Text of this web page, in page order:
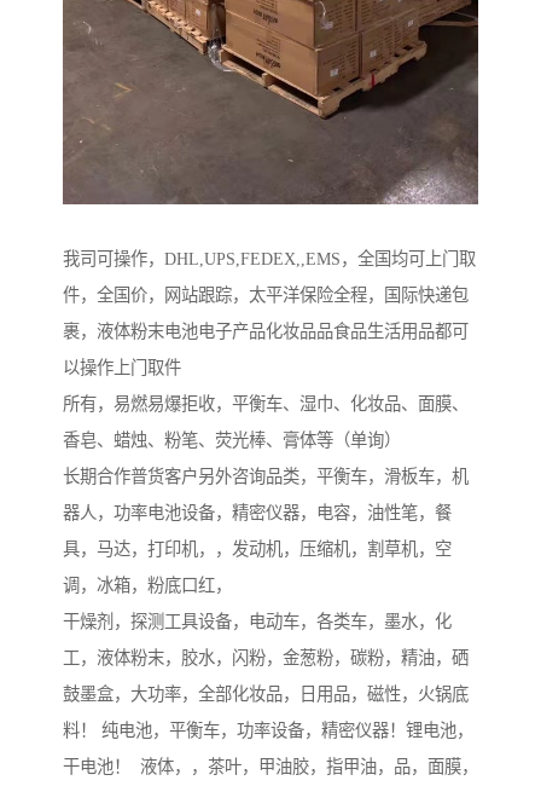
我司可操作，DHL,UPS,FEDEX,,EMS，全国均可上门取
件，全国价，网站跟踪，太平洋保险全程，国际快递包
裹，液体粉末电池电子产品化妆品品食品生活用品都可
以操作上门取件
所有，易燃易爆拒收，平衡车、湿巾、化妆品、面膜、
香皂、蜡烛、粉笔、荧光棒、膏体等（单询）
长期合作普货客户另外咨询品类，平衡车，滑板车，机
器人，功率电池设备，精密仪器，电容，油性笔，餐
具，马达，打印机，，发动机，压缩机，割草机，空
调，冰箱，粉底口红，
干燥剂，探测工具设备，电动车，各类车，墨水，化
工，液体粉末，胶水，闪粉，金葱粉，碳粉，精油，硒
鼓墨盒，大功率，全部化妆品，日用品，磁性，火锅底
料！ 纯电池，平衡车，功率设备，精密仪器！锂电池，
干电池！ 液体，，茶叶，甲油胶，指甲油，品，面膜，